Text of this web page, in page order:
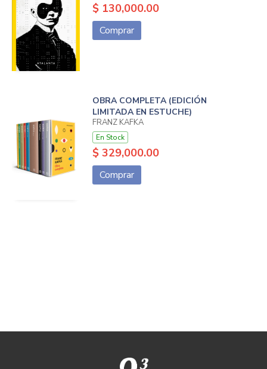
$ 130,000.00
Comprar
OBRA COMPLETA (EDICIÓN
LIMITADA EN ESTUCHE)
FRANZ KAFKA
En Stock
$ 329,000.00
Comprar